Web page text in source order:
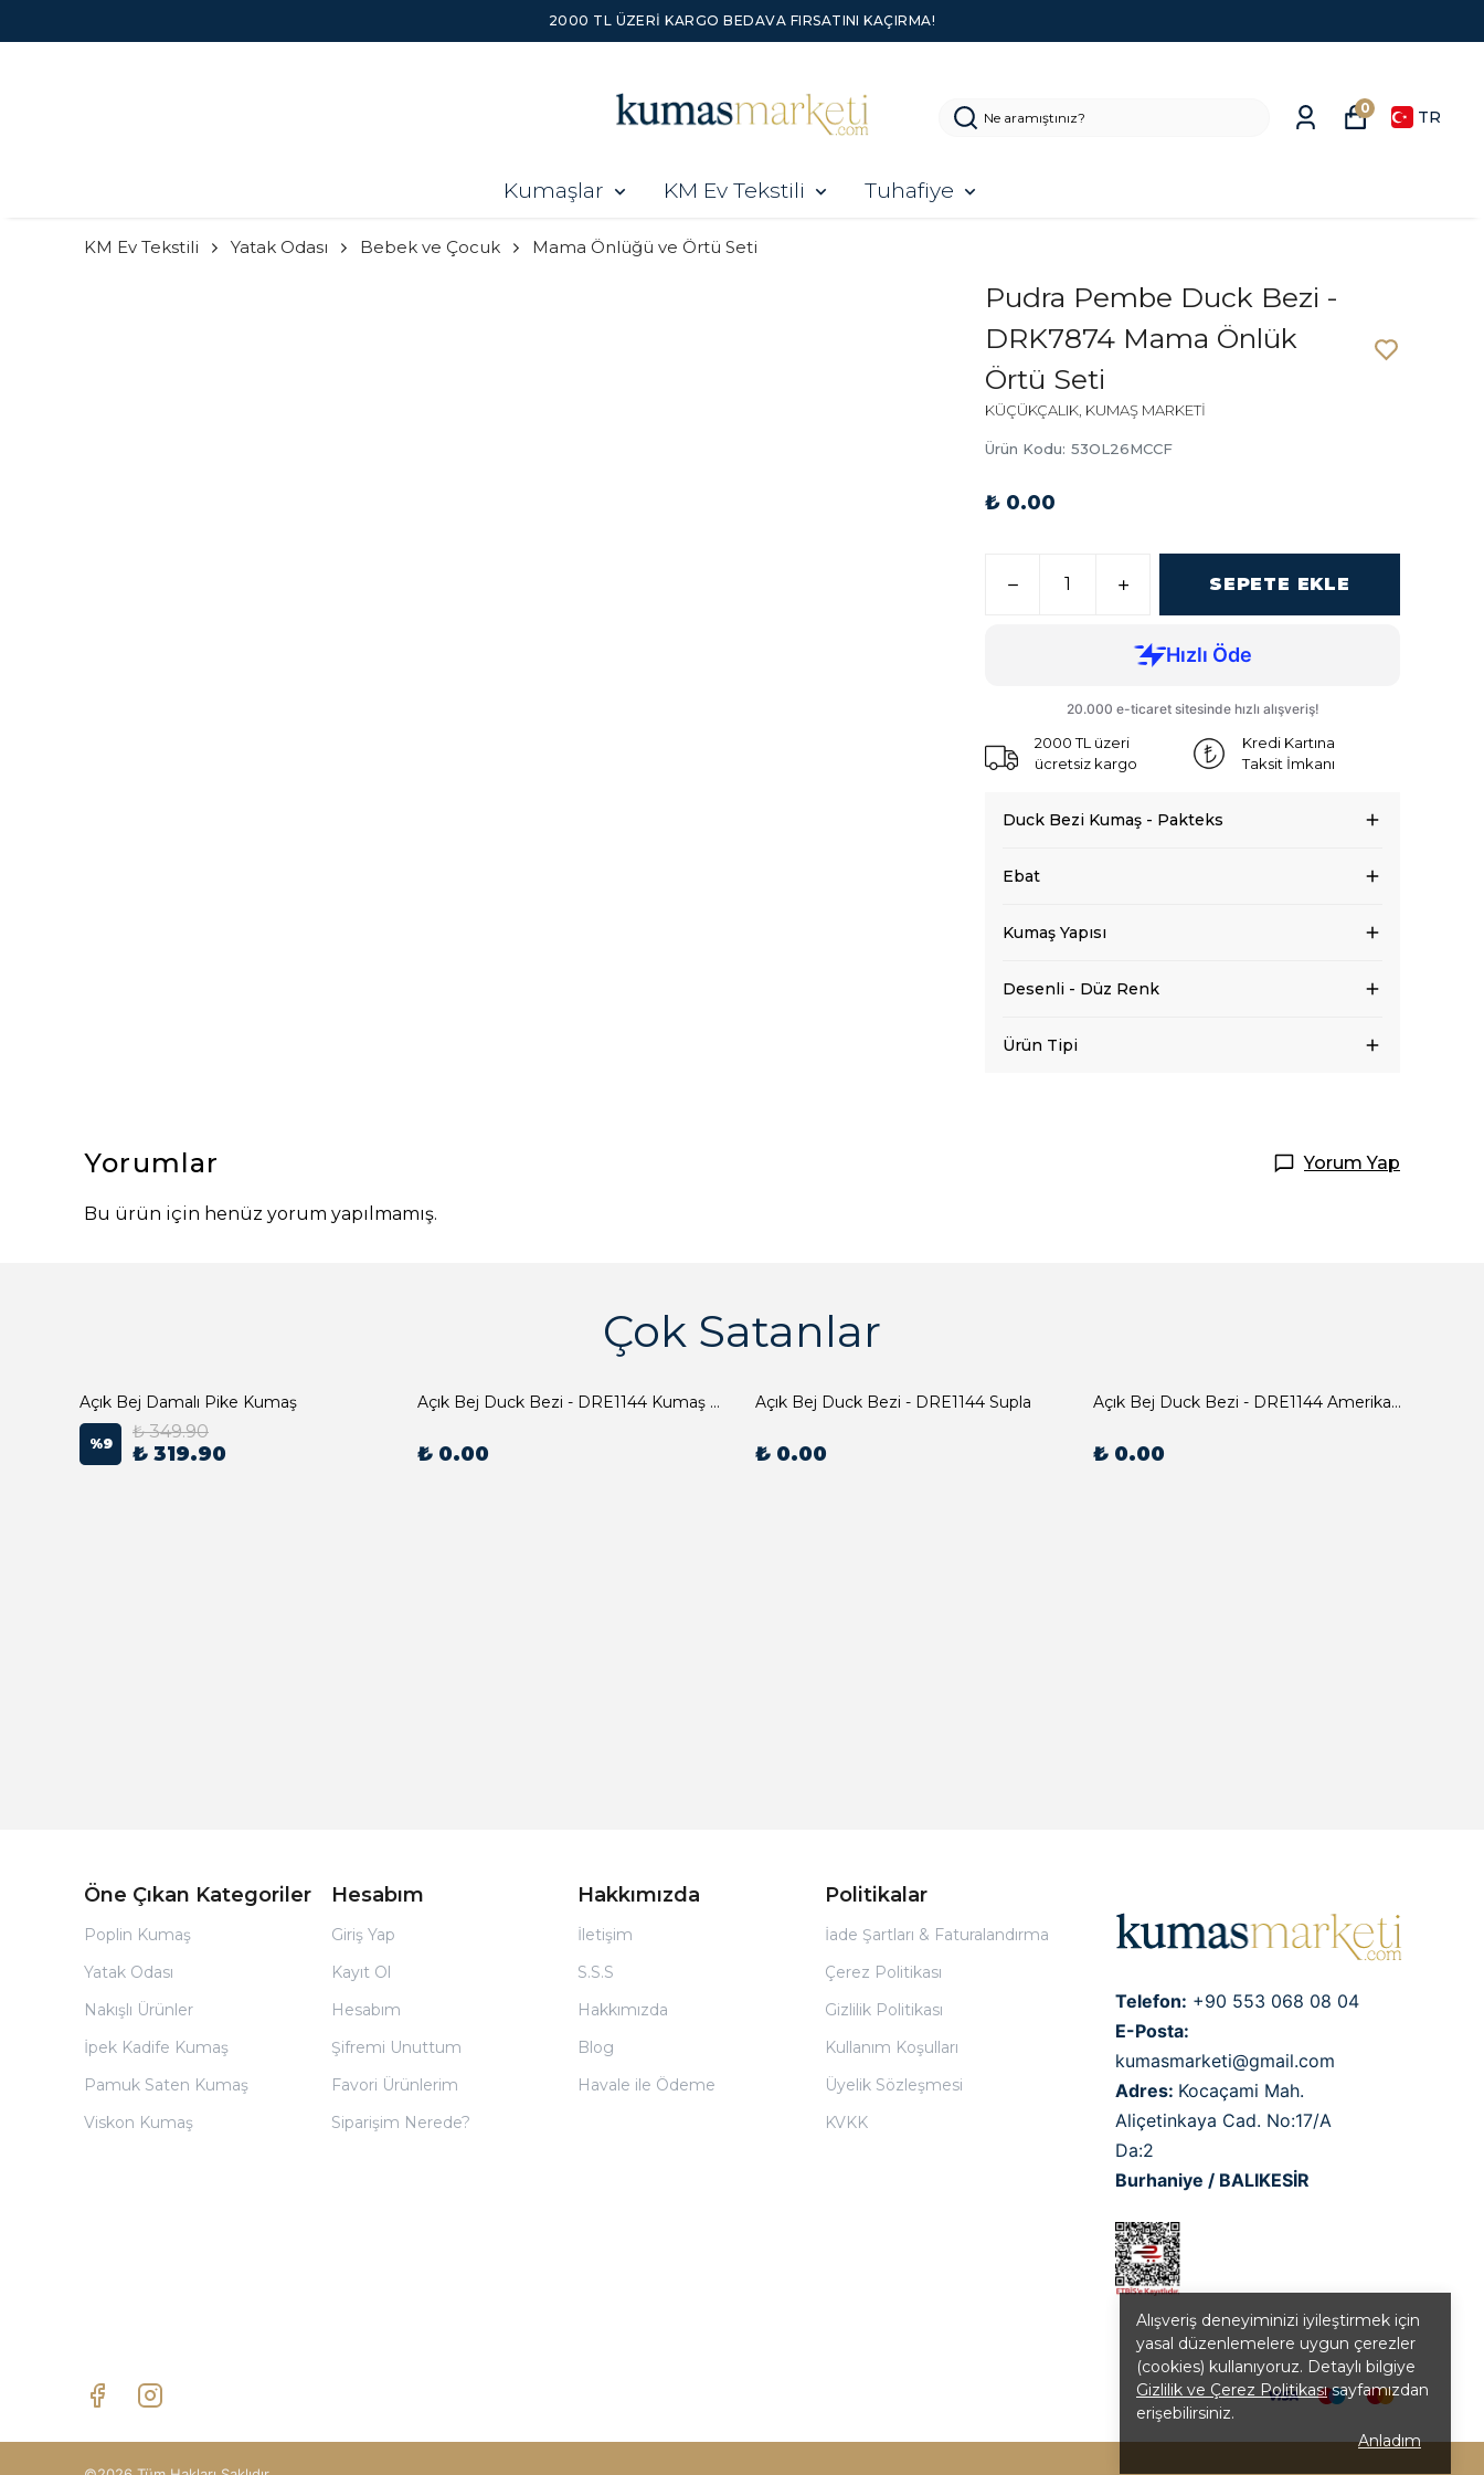
2000 TL ÜZERI KARGO BEDAVA FIRSATINI KAÇIRMA!
Kumaşlar KM Ev Tekstili Tuhafiye
0 TR
Alışveriş deneyiminizi iyileştirmek için
yasal düzenlemelere uygun çerezler
(cookies) kullanıyoruz. Detaylı bilgiye
Gizlilik ve Çerez Politikasısayfamızdan
erişebilirsiniz.
Anladım
KM Ev Tekstili Yatak Odası Bebek ve Çocuk Mama Önlüğü ve Örtü Seti
Pudra Pembe Duck Bezi -
DRK7874 Mama Önlük
Örtü Seti
KÜÇÜKÇALIK, KUMAŞ MARKETİ
Ürün Kodu: 53OL26MCCF
₺ 0.00
SEPETE EKLE
2000 TL üzeri
ücretsiz kargo
Kredi Kartına
Taksit İmkanı
Duck Bezi Kumaş - Pakteks
Ebat
Kumaş Yapısı
Desenli - Düz Renk
Ürün Tipi
Yorumlar Yorum Yap
Bu ürün için henüz yorum yapılmamış.
Çok Satanlar
Açık Bej Damalı Pike Kumaş
%9
₺ 349.90
₺ 319.90
Açık Bej Duck Bezi - DRE1144 Kumaş Peçete
₺ 0.00
Açık Bej Duck Bezi - DRE1144 Supla
₺ 0.00
Açık Bej Duck Bezi - DRE1144 Amerikan Servis
₺ 0.00
Öne Çıkan Kategoriler
Poplin Kumaş
Yatak Odası
Nakışlı Ürünler
İpek Kadife Kumaş
Pamuk Saten Kumaş
Viskon Kumaş
Hesabım
Giriş Yap
Kayıt Ol
Hesabım
Şifremi Unuttum
Favori Ürünlerim
Siparişim Nerede?
Hakkımızda
İletişim
S.S.S
Hakkımızda
Blog
Havale ile Ödeme
Politikalar
İade Şartları & Faturalandırma
Çerez Politikası
Gizlilik Politikası
Kullanım Koşulları
Üyelik Sözleşmesi
KVKK
Telefon: +90 553 068 08 04
E-Posta:
kumasmarketi@gmail.com
Adres: Kocaçami Mah.
Aliçetinkaya Cad. No:17/A
Da:2
Burhaniye / BALIKESİR